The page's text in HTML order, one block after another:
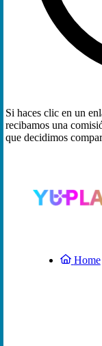
Si haces clic en un
recibamos una
que decidimos
Home